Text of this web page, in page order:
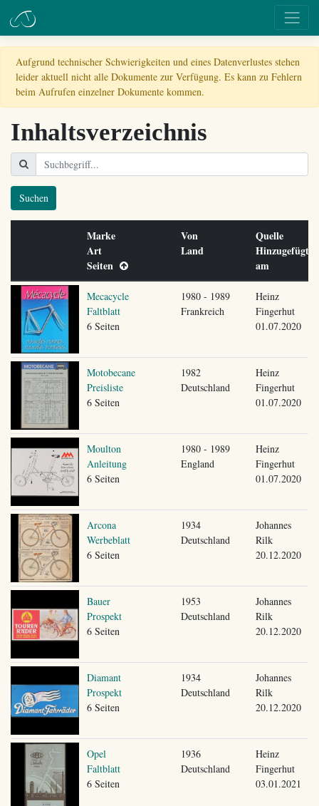
Aufgrund technischer Schwierigkeiten und eines Datenverlustes stehen
leider aktuell nicht alle Dokumente zur Verfügung. Es kann zu Fehlern
beim Aufrufen einzelner Dokumente kommen.
Inhaltsverzeichnis
Suchen
Marke
Art
Seiten
Von
Land
Quelle
Hinzugefügt
am
Mecacycle
Faltblatt
6 Seiten
1980 - 1989
Frankreich
Heinz
Fingerhut
01.07.2020
Motobecane
Preisliste
6 Seiten
1982
Deutschland
Heinz
Fingerhut
01.07.2020
Moulton
Anleitung
6 Seiten
1980 - 1989
England
Heinz
Fingerhut
01.07.2020
Arcona
Werbeblatt
6 Seiten
1934
Deutschland
Johannes
Rilk
20.12.2020
Bauer
Prospekt
6 Seiten
1953
Deutschland
Johannes
Rilk
20.12.2020
Diamant
Prospekt
6 Seiten
1934
Deutschland
Johannes
Rilk
20.12.2020
Opel
Faltblatt
6 Seiten
1936
Deutschland
Heinz
Fingerhut
03.01.2021